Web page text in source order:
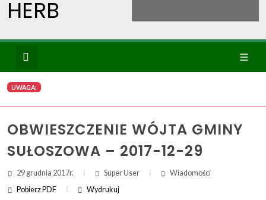
Wyszukiwanie
Ikona
WYBIERZ KATEGORIE:
ZAKRES DAT WYSZUKIWANIA:
OD:
UWAGA:
OBWIESZCZENIE WÓJTA GMINY
SUŁOSZOWA – 2017-12-29
29 grudnia 2017r. Super User
Wiadomości
Pobierz PDF
Wydrukuj